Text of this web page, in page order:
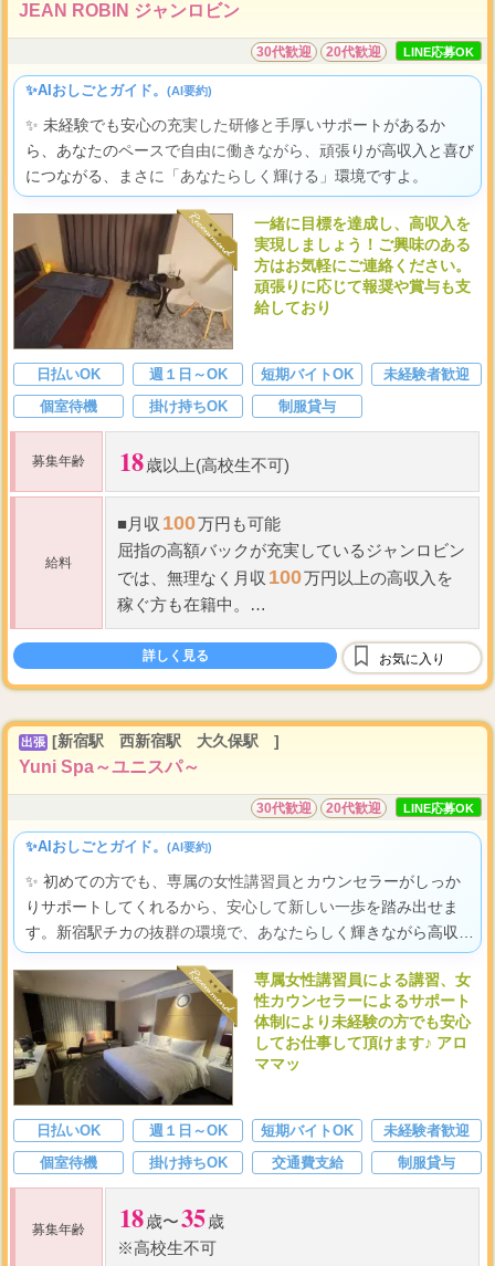
JEAN ROBIN ジャンロビン
30代歓迎 20代歓迎 LINE応募OK
✨AIおしごとガイド。 (AI要約)
✨ 未経験でも安心の充実した研修と手厚いサポートがあるか
ら、あなたのペースで自由に働きながら、頑張りが高収入と喜び
につながる、まさに「あなたらしく輝ける」環境ですよ。
一緒に目標を達成し、高収入を
実現しましょう！ご興味のある
方はお気軽にご連絡ください。
頑張りに応じて報奨や賞与も支
給しており
日払いOK 週１日～OK 短期バイトOK
未経験者歓迎
個室待機
掛け持ちOK 制服貸与
募集年齢 18歳以上(高校生不可)
給料
■月収 100万円も可能
屈指の高額バックが充実しているジャンロビン
では、無理なく 月収 100万円以上の高収入を
稼ぐ方も在籍中。
頑張りに応じて報奨・賞与も支給致しますの
で、これ以上の高収入を稼ぐこと
...
詳しく見る お気に入り
出張 [新宿駅 西新宿駅 大久保駅 ]
Yuni Spa～ユニスパ～
30代歓迎 20代歓迎 LINE応募OK
✨AIおしごとガイド。 (AI要約)
✨ 初めての方でも、専属の女性講習員とカウンセラーがしっか
りサポートしてくれるから、安心して新しい一歩を踏み出せま
す。新宿駅チカの抜群の環境で、あなたらしく輝きながら高収入
も叶えられる、魅力あふれるお仕事ですよ。
専属女性講習員による講習、女
性カウンセラーによるサポート
体制により未経験の方でも安心
してお仕事して頂けます♪ アロ
ママッ
日払いOK 週１日～OK 短期バイトOK
未経験者歓迎
個室待機
掛け持ちOK 交通費支給 制服貸与
募集年齢 18歳〜35歳
※高校生不可